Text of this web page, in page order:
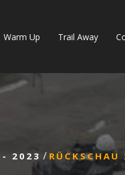
Warm Up Trail Away
- 2023 /